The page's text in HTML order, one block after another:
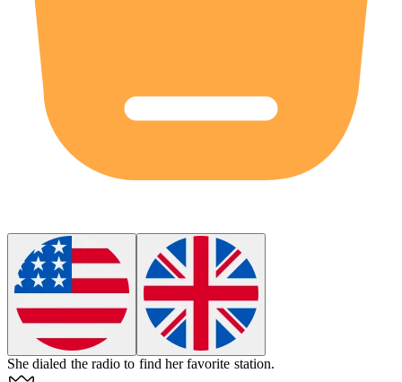
Shedialed the radio to find her favorite station.